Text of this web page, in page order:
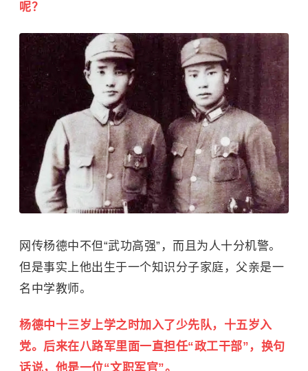
呢？
网传杨德中不但“武功高强”，而且为人十分机警。
但是事实上他出生于一个知识分子家庭，父亲是一
名中学教师。
杨德中十三岁上学之时加入了少先队，十五岁入
党。后来在八路军里面一直担任“政工干部”，换句
话说，他是一位“文职军官”。